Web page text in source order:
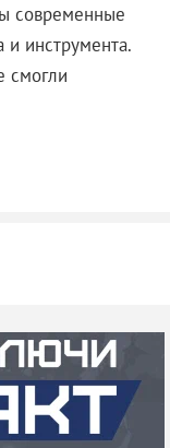
современные
инструмента.
смогли